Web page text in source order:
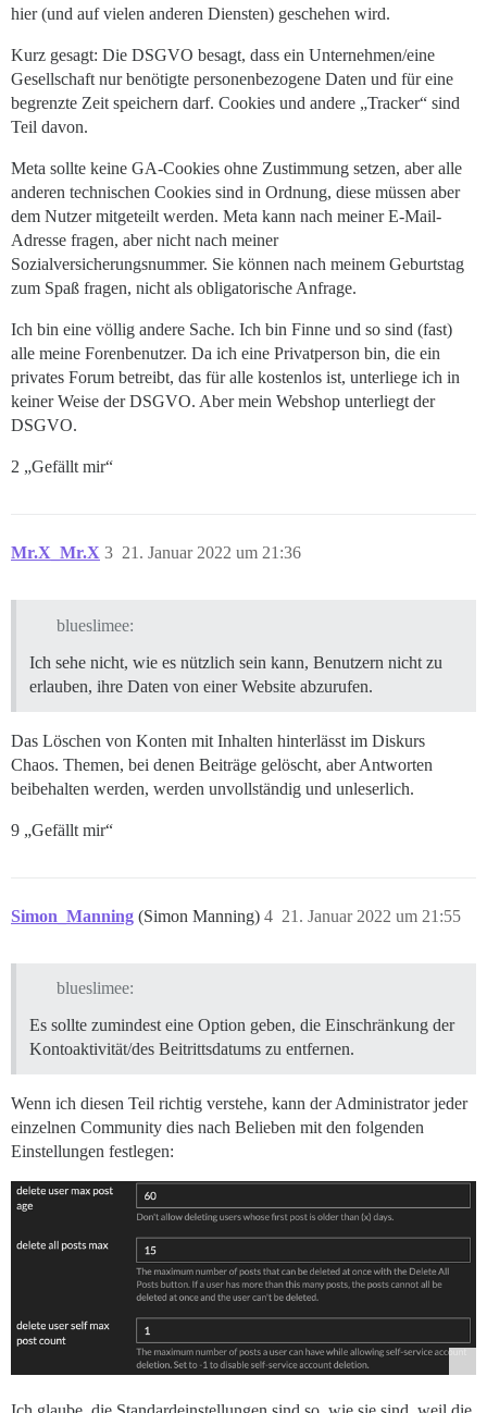
hier (und auf vielen anderen Diensten) geschehen wird.
Kurz gesagt: Die DSGVO besagt, dass ein Unternehmen/eine
Gesellschaft nur benötigte personenbezogene Daten und für eine
begrenzte Zeit speichern darf. Cookies und andere „Tracker“ sind
Teil davon.
Meta sollte keine GA-Cookies ohne Zustimmung setzen, aber alle
anderen technischen Cookies sind in Ordnung, diese müssen aber
dem Nutzer mitgeteilt werden. Meta kann nach meiner E-Mail-
Adresse fragen, aber nicht nach meiner
Sozialversicherungsnummer. Sie können nach meinem Geburtstag
zum Spaß fragen, nicht als obligatorische Anfrage.
Ich bin eine völlig andere Sache. Ich bin Finne und so sind (fast)
alle meine Forenbenutzer. Da ich eine Privatperson bin, die ein
privates Forum betreibt, das für alle kostenlos ist, unterliege ich in
keiner Weise der DSGVO. Aber mein Webshop unterliegt der
DSGVO.
2 „Gefällt mir“
Mr.X_Mr.X 21. Januar 2022 um 21:36
3
blueslimee:
Ich sehe nicht, wie es nützlich sein kann, Benutzern nicht zu
erlauben, ihre Daten von einer Website abzurufen.
Das Löschen von Konten mit Inhalten hinterlässt im Diskurs
Chaos. Themen, bei denen Beiträge gelöscht, aber Antworten
beibehalten werden, werden unvollständig und unleserlich.
9 „Gefällt mir“
Simon_Manning (Simon Manning) 21. Januar 2022 um 21:55
4
blueslimee:
Es sollte zumindest eine Option geben, die Einschränkung der
Kontoaktivität/des Beitrittsdatums zu entfernen.
Wenn ich diesen Teil richtig verstehe, kann der Administrator jeder
einzelnen Community dies nach Belieben mit den folgenden
Einstellungen festlegen: